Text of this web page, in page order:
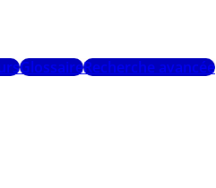
GlossaireRecherche avancée